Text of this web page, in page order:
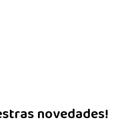
novedades!